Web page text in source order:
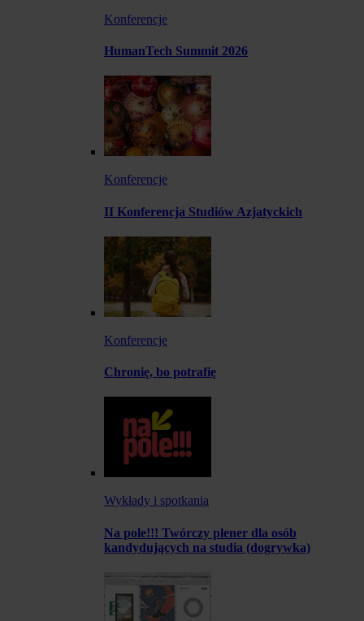
Konferencje
HumanTech Summit 2026
Konferencje
II Konferencja Studiów Azjatyckich
Konferencje
Chronię, bo potrafię
Wykłady i spotkania
Na pole!!! Twórczy plener dla osób
kandydujących na studia (dogrywka)